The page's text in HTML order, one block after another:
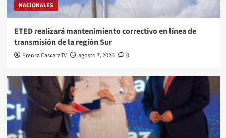
NACIONALES
ETED realizará mantenimiento correctivo en línea de
transmisión de la región Sur
Prensa CascaraTV agosto 7, 2026 0